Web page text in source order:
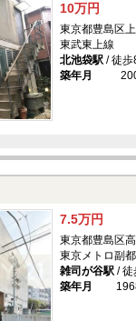
10万円
東京都豊島区
東武東上線
北池袋駅/ 徒歩
築年月
7.5万円
東京都豊島区
東京メトロ副
雑司が谷駅/ 徒
築年月